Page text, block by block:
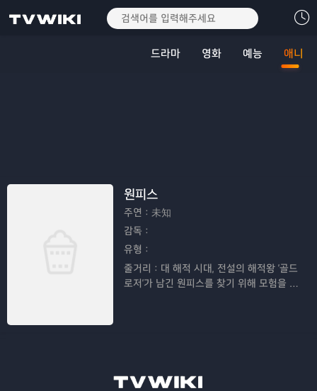
드라마 영화 예능 애니
원피스
주연： 未知
감독：
유형：
줄거리： 대 해적 시대, 전설의 해적왕 '골드
로저'가 남긴 원피스를 찾기 위해 모험을 떠